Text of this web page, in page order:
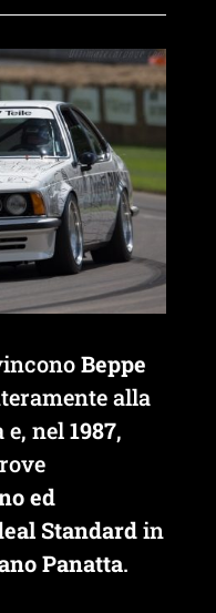
Beppe
alla
e, nel1987,
ed
Standardin
Panatta.